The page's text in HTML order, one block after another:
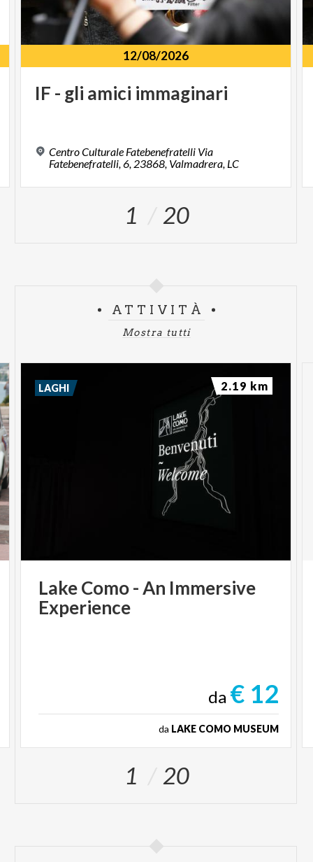
12/08/2026
IF - gli amici immaginari
Centro Culturale Fatebenefratelli Via
Fatebenefratelli, 6, 23868, Valmadrera, LC
1 20
ATTIVITÀ
Mostra tutti
LakeComo-An Immersive
Experience
da € 12
da LAKE COMO MUSEUM
LAGHI 2.19 km
1 20